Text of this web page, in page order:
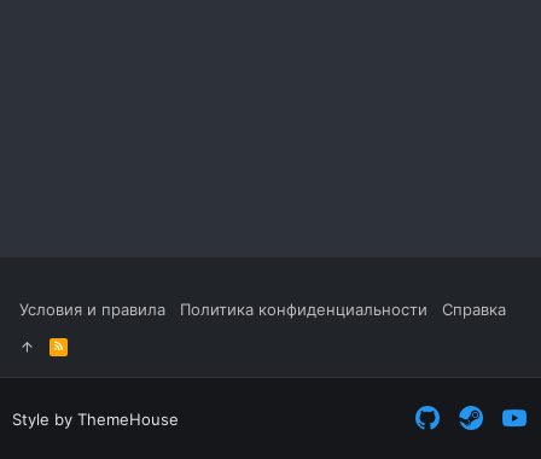
Условия и правила Политика конфиденциальности Справка
R
S
S
Style by ThemeHouse